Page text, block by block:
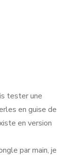
tester une
en guise de
en version
par main, je